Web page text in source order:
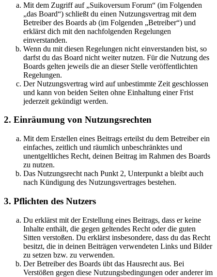
Mit dem Zugriff auf „Suikoversum Forum“ (im Folgenden
„das Board“) schließt du einen Nutzungsvertrag mit dem
Betreiber des Boards ab (im Folgenden „Betreiber“) und
erklärst dich mit den nachfolgenden Regelungen
einverstanden.
Wenn du mit diesen Regelungen nicht einverstanden bist, so
darfst du das Board nicht weiter nutzen. Für die Nutzung des
Boards gelten jeweils die an dieser Stelle veröffentlichten
Regelungen.
Der Nutzungsvertrag wird auf unbestimmte Zeit geschlossen
und kann von beiden Seiten ohne Einhaltung einer Frist
jederzeit gekündigt werden.
2. Einräumung von Nutzungsrechten
Mit dem Erstellen eines Beitrags erteilst du dem Betreiber ein
einfaches, zeitlich und räumlich unbeschränktes und
unentgeltliches Recht, deinen Beitrag im Rahmen des Boards
zu nutzen.
Das Nutzungsrecht nach Punkt 2, Unterpunkt a bleibt auch
nach Kündigung des Nutzungsvertrages bestehen.
3. Pflichten des Nutzers
Du erklärst mit der Erstellung eines Beitrags, dass er keine
Inhalte enthält, die gegen geltendes Recht oder die guten
Sitten verstoßen. Du erklärst insbesondere, dass du das Recht
besitzt, die in deinen Beiträgen verwendeten Links und Bilder
zu setzen bzw. zu verwenden.
Der Betreiber des Boards übt das Hausrecht aus. Bei
Verstößen gegen diese Nutzungsbedingungen oder anderer im